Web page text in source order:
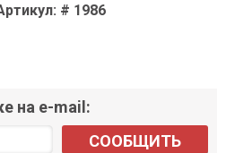
# 1986
на e-mail:
СООБЩИТЬ